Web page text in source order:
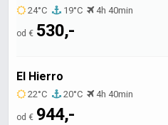
24°C 19°C 4h 40min
od € 530,-
El Hierro
22°C 20°C 4h 40min
od € 944,-